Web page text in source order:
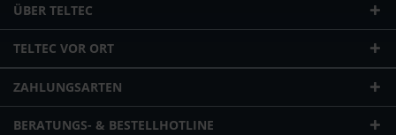
ÜBER TELTEC
TELTEC VOR ORT
ZAHLUNGSARTEN
BERATUNGS- & BESTELLHOTLINE